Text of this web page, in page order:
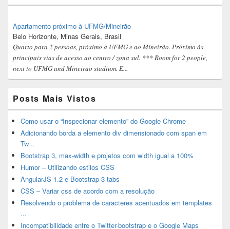
Apartamento próximo à UFMG/Mineirão
Belo Horizonte, Minas Gerais, Brasil
Quarto para 2 pessoas, próximo à UFMG e ao Mineirão. Próximo às
principais vias de acesso ao centro / zona sul. *** Room for 2 people,
next to UFMG and Mineirao stadium. E...
Posts Mais Vistos
Como usar o “Inspecionar elemento” do Google Chrome
Adicionando borda a elemento div dimensionado com span em
Tw...
Bootstrap 3, max-width e projetos com width igual a 100%
Humor – Utilizando estilos CSS
AngularJS 1.2 e Bootstrap 3 tabs
CSS – Variar css de acordo com a resolução
Resolvendo o problema de caracteres acentuados em templates
...
Incompatibilidade entre o Twitter-bootstrap e o Google Maps